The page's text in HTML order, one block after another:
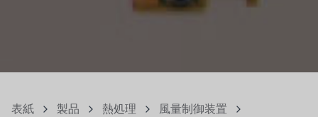
表紙 製品 熱処理
風量制御装置